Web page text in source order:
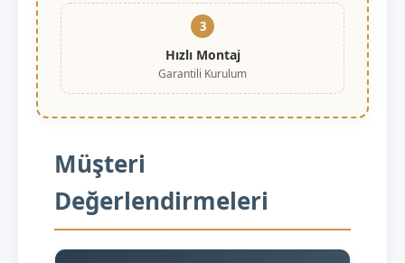
3
Hızlı Montaj
Garantili Kurulum
Müşteri
Değerlendirmeleri